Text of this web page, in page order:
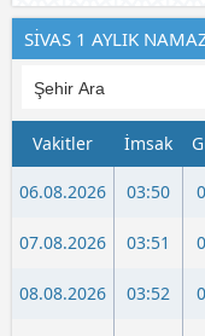
SİVAS 1 AYLIK
Vakitler İmsak
06.08.2026 03:50
07.08.2026 03:51
08.08.2026 03:52